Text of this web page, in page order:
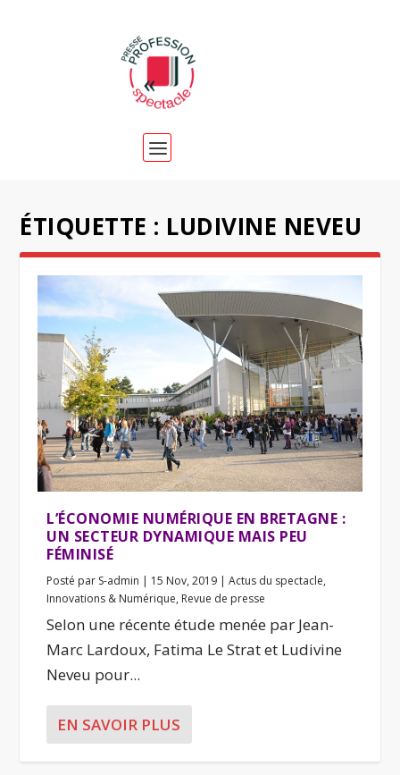
ÉTIQUETTE : LUDIVINE NEVEU
L’ÉCONOMIE NUMÉRIQUE EN BRETAGNE :
UN SECTEUR DYNAMIQUE MAIS PEU
FÉMINISÉ
Posté par S-admin | 15 Nov, 2019 |Actus du spectacle,
Innovations & Numérique, Revue de presse
Selon une récente étude menée par Jean-
Marc Lardoux, Fatima Le Strat et Ludivine
Neveu pour...
EN SAVOIR PLUS